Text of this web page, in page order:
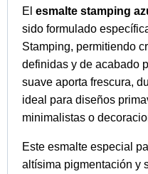
El esmalte stamping
sido formulado
Stamping, permitiendo
definidas y de acabado
suave aporta frescura,
ideal para diseños
minimalistas o
Este esmalte especial
altísima pigmentación y